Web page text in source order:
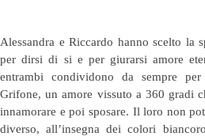
Alessandra e Riccardo hanno scelto la
per dirsi di si e per giurarsi amore
entrambi condividono da sempre
Grifone, un amore vissuto a 360 gradi
innamorare e poi sposare. Il loro non
diverso, all’insegna dei colori